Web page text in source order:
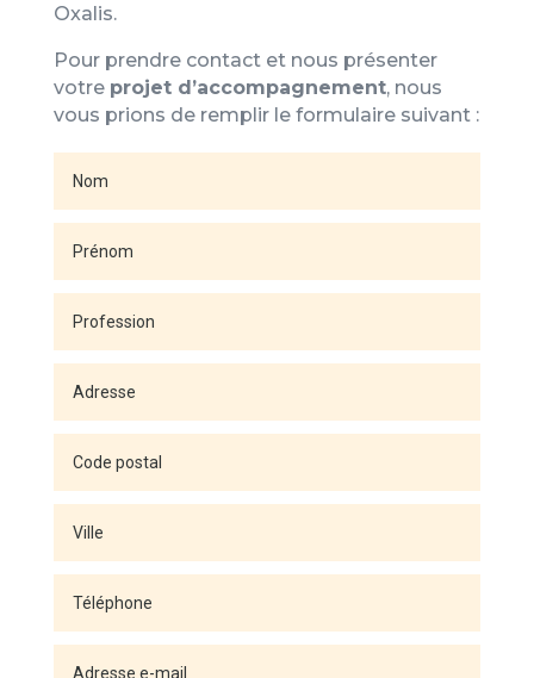
Oxalis.
Pour prendre contact et nous présenter
votre projet d’accompagnement, nous
vous prions de remplir le formulaire suivant :